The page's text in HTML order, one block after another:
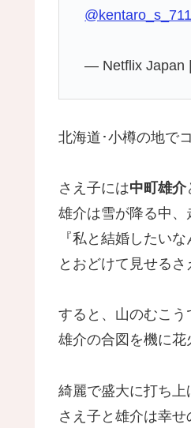
— Netflix Japan
北海道･小樽の地で
さえ子には中町雄介
雄介は雪が降る中
『私と結婚したいな
とおどけて見せるさ
すると、山のむこ
雄介の合図を機に花
綺麗で盛大に打ち
さえ子と雄介は幸せ